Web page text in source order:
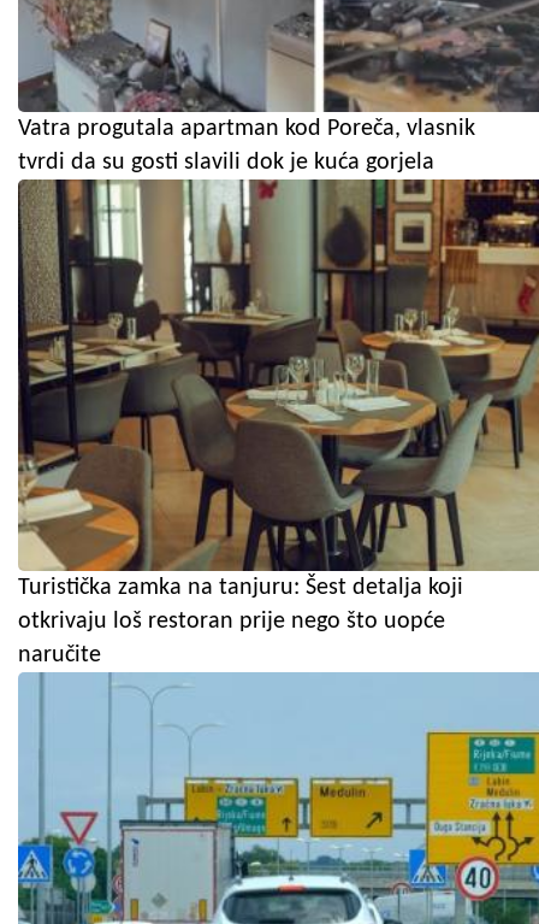
Vatra progutala apartman kod Poreča, vlasnik
tvrdi da su gosti slavili dok je kuća gorjela
Turistička zamka na tanjuru: Šest detalja koji
otkrivaju loš restoran prije nego što uopće
naručite